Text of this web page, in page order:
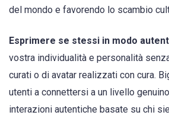
del mondo e favorendo lo scambio
Esprimere se stessi in modo
vostra individualità e personalità
curati o di avatar realizzati con cura.
utenti a connettersi a un livello
interazioni autentiche basate su chi